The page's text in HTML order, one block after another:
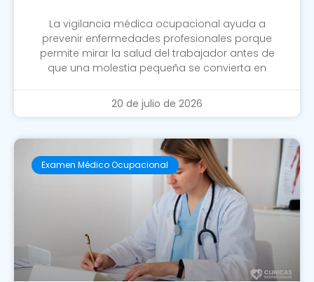
La vigilancia médica ocupacional ayuda a
prevenir enfermedades profesionales porque
permite mirar la salud del trabajador antes de
que una molestia pequeña se convierta en
20 de julio de 2026
Examen Médico Ocupacional